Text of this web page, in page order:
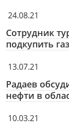
24.08.21
Сотрудник
подкупить
13.07.21
Радаев
нефти в
10.03.21